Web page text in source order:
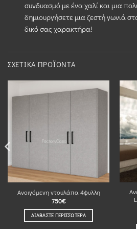
συνδυασμό με ένα χαλί και μια
δημιουργήσετε μια ζεστή γωνιά
δικό σας χαρακτήρα!
ΣΧΕΤΙΚΆ ΠΡΟΪΌΝΤΑ
Ανοιγόμενη ντουλάπα 4φυλλη
750€
ΔΙΑΒΆΣΤΕ ΠΕΡΙΣΣΌΤΕΡΑ